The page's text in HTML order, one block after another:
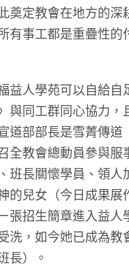
奠定教會在地方的深
有事工都是重疊性的
益人學苑可以自給自
與同工群同心協力，
道部部長是雪菁傳道
全教會總動員參與服
班長關懷學員、領人
的兒女（今日成果展
張招生簡章進入益人
洗，如今她已成為教
長）。